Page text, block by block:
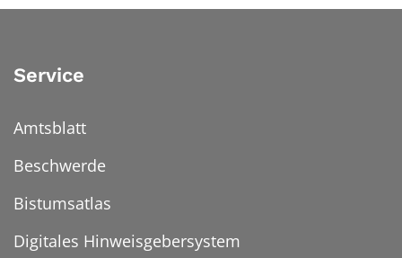
Service
Amtsblatt
Beschwerde
Bistumsatlas
Digitales Hinweisgebersystem